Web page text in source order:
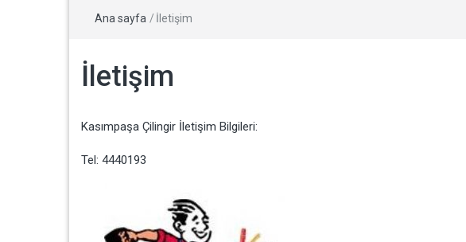
Ana sayfa / İletişim
İletişim
Kasımpaşa Çilingir İletişim Bilgileri:
Tel: 4440193